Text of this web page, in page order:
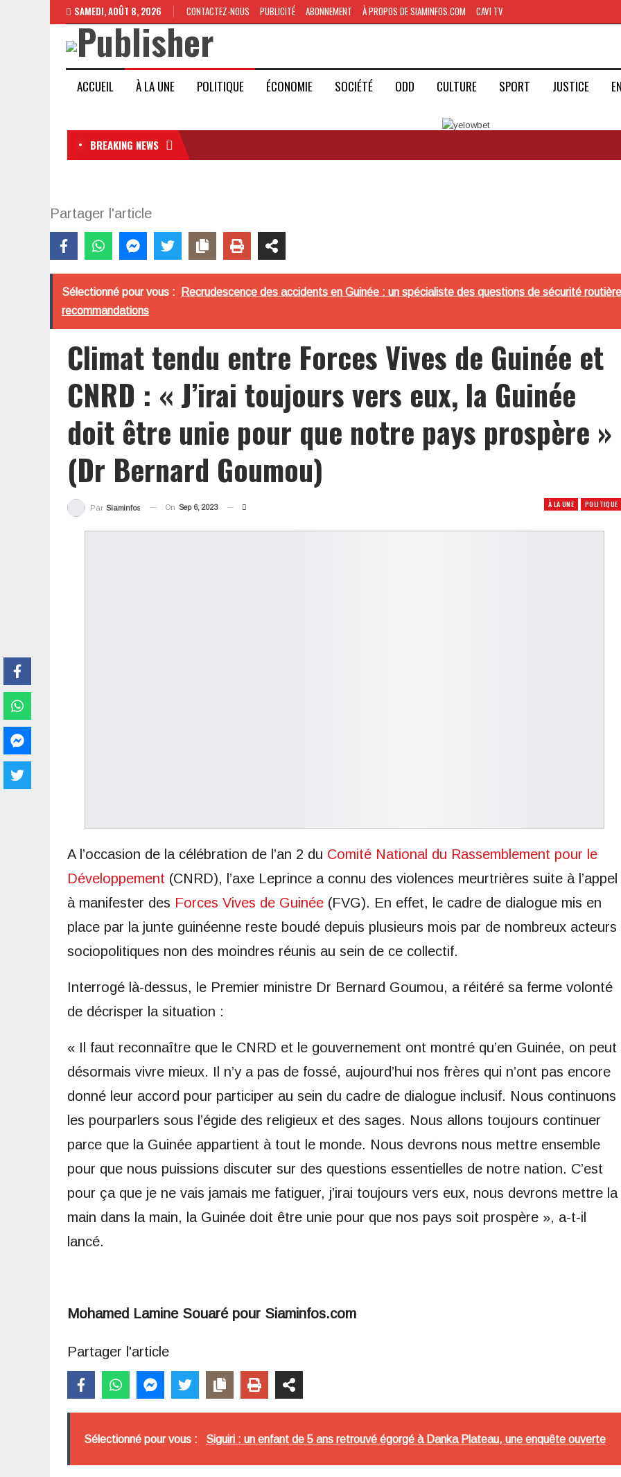
SAMEDI, AOÛT 8, 2026 CONTACTEZ-NOUS PUBLICITÉ ABONNEMENT À PROPOS DE SIAMINFOS.COM CAVI TV
ACCUEIL À LA UNE POLITIQUE ÉCONOMIE SOCIÉTÉ ODD CULTURE SPORT JUSTICE
BREAKING NEWS
Partager l'article
Sélectionné pour vous :
Recrudescence des accidents en Guinée : un spécialiste des questions de sécurité
recommandations
Climat tendu entre Forces Vives de Guinée et
CNRD : « J’irai toujours vers eux, la Guinée
doit être unie pour que notre pays prospère »
(Dr Bernard Goumou)
À LA UNE POLITIQUE
Par Siaminfos On Sep 6, 2023
A l’occasion de la célébration de l’an 2 du Comité National du Rassemblement pour le
Développement (CNRD), l’axe Leprince a connu des violences meurtrières suite à l’appel
à manifester des Forces Vives de Guinée (FVG). En effet, le cadre de dialogue mis en
place par la junte guinéenne reste boudé depuis plusieurs mois par de nombreux acteurs
sociopolitiques non des moindres réunis au sein de ce collectif.
Interrogé là-dessus, le Premier ministre Dr Bernard Goumou, a réitéré sa ferme volonté
de décrisper la situation :
« Il faut reconnaître que le CNRD et le gouvernement ont montré qu’en Guinée, on peut
désormais vivre mieux. Il n’y a pas de fossé, aujourd’hui nos frères qui n’ont pas encore
donné leur accord pour participer au sein du cadre de dialogue inclusif. Nous continuons
les pourparlers sous l’égide des religieux et des sages. Nous allons toujours continuer
parce que la Guinée appartient à tout le monde. Nous devrons nous mettre ensemble
pour que nous puissions discuter sur des questions essentielles de notre nation. C’est
pour ça que je ne vais jamais me fatiguer, j’irai toujours vers eux, nous devrons mettre la
main dans la main, la Guinée doit être unie pour que nos pays soit prospère », a-t-il
lancé.
Mohamed Lamine Souaré pour Siaminfos.com
Partager l'article
Sélectionné pour vous : Siguiri : un enfant de 5 ans retrouvé égorgé à Danka Plateau, une enquête ouverte